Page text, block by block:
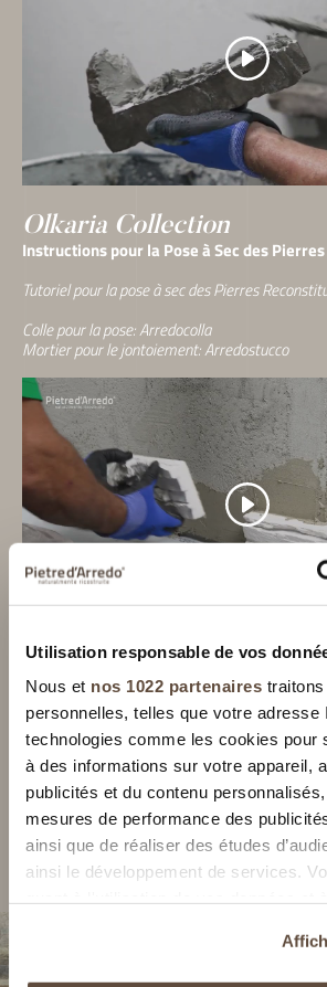
Utilisation responsable de vos
Nous et nos 1022 partenaires
personnelles, telles que votre adresse
technologies comme les cookies pour
à des informations sur votre appareil,
publicités et du contenu
mesures de performance des
ainsi que de réaliser des études
ainsi le développement de services.
tout moment en consultant la
cookies ou en cliquant sur l'icône de
Olkaria Collection
Instructions pour la Pose à Sec des
Tutoriel pour la pose à sec des Pierres
Colle pour la pose: Arredocolla
Mortier pour le jontoiement: Arredostucco
Instructions pour la Pose à Sec des
Tutoriel pour la pose à sec des Pierres
Colle pour la pose: Arredocolla
Mortier pour le jontoiement: Arredostucco